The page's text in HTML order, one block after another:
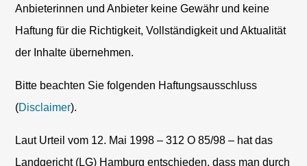
Anbieterinnen und Anbieter keine Gewähr und keine
Haftung für die Richtigkeit, Vollständigkeit und Aktualität
der Inhalte übernehmen.
Bitte beachten Sie folgenden Haftungsausschluss
(Disclaimer).
Laut Urteil vom 12. Mai 1998 – 312 O 85/98 – hat das
Landgericht (LG) Hamburg entschieden, dass man durch